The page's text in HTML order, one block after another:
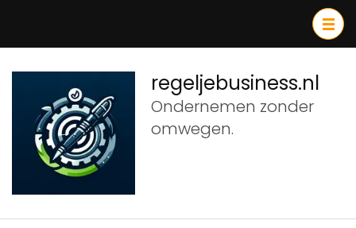
inhoud
(druk
Enter)
regeljebusiness.nl
Ondernemen zonder
omwegen.